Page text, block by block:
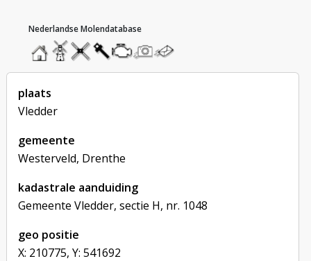
homemolendatabase
roedendatabase
assendatabase
motorendatabase
stuur
een
foto
stuur
een
bericht
plaats
Vledder
gemeente
Westerveld, Drenthe
kadastrale aanduiding
Gemeente Vledder, sectie H, nr. 1048
geo positie
X: 210775, Y: 541692